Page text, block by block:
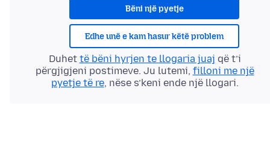
Bëni një pyetje
Edhe unë e kam hasur këtë problem
Duhet të bëni hyrjen te llogaria juaj që t’i
përgjigjeni postimeve. Ju lutemi, filloni me një
pyetje të re, nëse s’keni ende një llogari.